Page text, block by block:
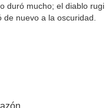
duró mucho; el diablo rugi
nuevo a la oscuridad.